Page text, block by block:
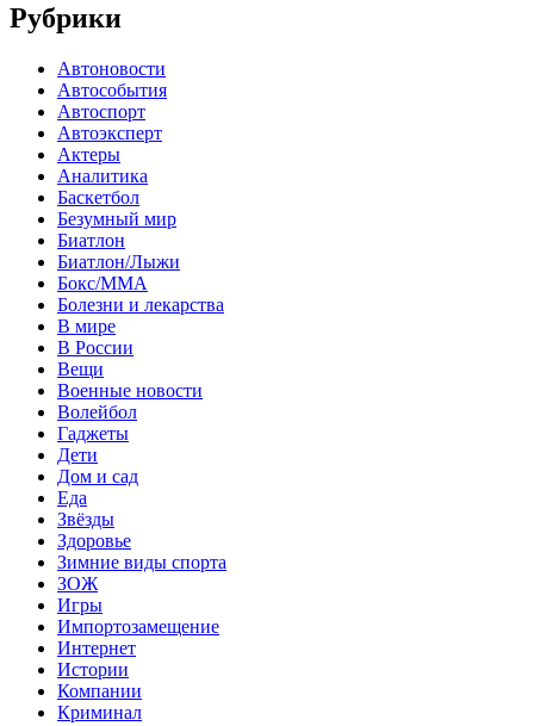
Рубрики
Автоновости
Автособытия
Автоспорт
Автоэксперт
Актеры
Аналитика
Баскетбол
Безумный мир
Биатлон
Биатлон/Лыжи
Бокс/MMA
Болезни и лекарства
В мире
В России
Вещи
Военные новости
Волейбол
Гаджеты
Дети
Дом и сад
Еда
Звёзды
Здоровье
Зимние виды спорта
ЗОЖ
Игры
Импортозамещение
Интернет
Истории
Компании
Криминал